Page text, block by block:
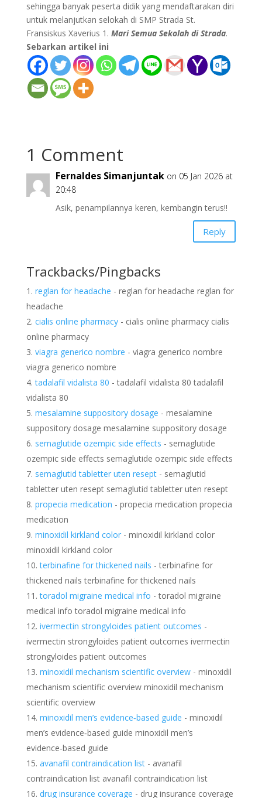
sehingga banyak peserta didik yang mendaftarakan diri
untuk melanjutkan selokah di SMP Strada St.
Fransiskus Xaverius 1. Mari Semua Sekolah di Strada.
Sebarkan artikel ini
1 Comment
Fernaldes Simanjuntak on 05 Jan 2026 at
20:48
Asik, penampilannya keren, kembangin terus!!
Reply
Trackbacks/Pingbacks
reglan for headache - reglan for headache reglan for
headache
cialis online pharmacy- cialis online pharmacy cialis
online pharmacy
viagra generico nombre - viagra generico nombre
viagra generico nombre
tadalafil vidalista 80 - tadalafil vidalista 80 tadalafil
vidalista 80
mesalamine suppository dosage - mesalamine
suppository dosage mesalamine suppository dosage
semaglutide ozempic side effects - semaglutide
ozempic side effects semaglutide ozempic side effects
semaglutid tabletter uten resept- semaglutid
tabletter uten resept semaglutid tabletter uten resept
propecia medication - propecia medication propecia
medication
minoxidil kirkland color- minoxidil kirkland color
minoxidil kirkland color
terbinafine for thickened nails - terbinafine for
thickened nails terbinafine for thickened nails
toradol migraine medical info - toradol migraine
medical info toradol migraine medical info
ivermectin strongyloides patient outcomes -
ivermectin strongyloides patient outcomes ivermectin
strongyloides patient outcomes
minoxidil mechanism scientific overview- minoxidil
mechanism scientific overview minoxidil mechanism
scientific overview
minoxidil men’s evidence‑based guide - minoxidil
men’s evidence‑based guide minoxidil men’s
evidence‑based guide
avanafil contraindication list- avanafil
contraindication list avanafil contraindication list
drug insurance coverage - drug insurance coverage